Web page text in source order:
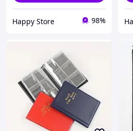
Happy Store 98%